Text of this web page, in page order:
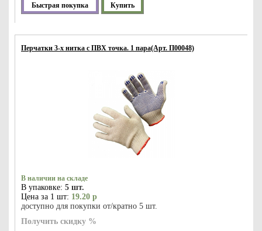
Быстрая покупка Купить
Перчатки 3-х нитка с ПВХ точка. 1 пара(Арт. П00048)
В наличии на складе
В упаковке: 5 шт.
Цена за 1 шт: 19.20 р
доступно для покупки от/кратно 5 шт.
Получить скидку %